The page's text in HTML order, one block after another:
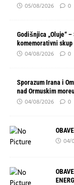
05/08/2026 0
Godišnjica „Oluje“
komemorativni
04/08/2026 0
Sporazum Irana i
nad Ormuskim
04/08/2026 0
04/